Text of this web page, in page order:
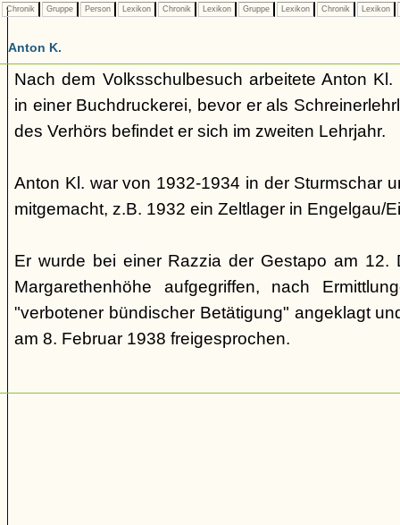
Chronik Gruppe Person Lexikon Chronik Lexikon Gruppe Lexikon Chronik Lexikon
Anton K.
Nach dem Volksschulbesuch arbeitete Anton
in einer Buchdruckerei, bevor er als
des Verhörs befindet er sich im zweiten Lehrjahr.
Anton Kl. war von 1932-1934 in der Sturmschar
mitgemacht, z.B. 1932 ein Zeltlager in Engelgau/
Er wurde bei einer Razzia der Gestapo am 12.
Margarethenhöhe aufgegriffen, nach
"verbotener bündischer Betätigung" angeklagt
am 8. Februar 1938 freigesprochen.